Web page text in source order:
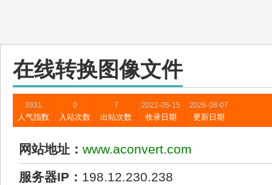
在线转换图像文件
3931
人气指数
0
入站次数
7
出站次数
2022-05-15
收录日期
2026-08-07
更新日期
网站地址： www.aconvert.com
服务器IP： 198.12.230.238